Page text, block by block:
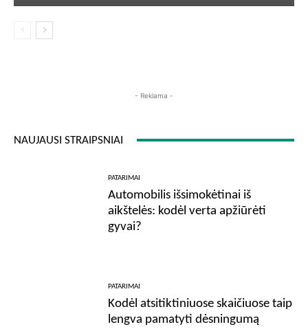
- Reklama -
NAUJAUSI STRAIPSNIAI
PATARIMAI
Automobilis išsimokėtinai iš
aikštelės: kodėl verta apžiūrėti
gyvai?
PATARIMAI
Kodėl atsitiktiniuose skaičiuose taip
lengva pamatyti dėsningumą